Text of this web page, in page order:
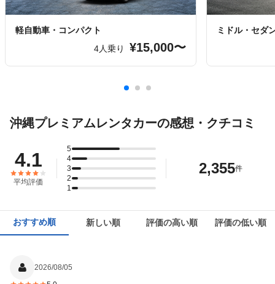
軽自動車・コンパクト
4人乗り
¥15,000〜
ミドル・セダ
沖縄プレミアムレンタカーの感想・クチコミ
4.1
平均評価
5
4
3
2
1
2,355件
おすすめ順 新しい順 評価の高い順 評価の低い順
2026/08/05